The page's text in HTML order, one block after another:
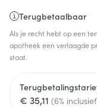
Terugbetaalbaar
Als je recht hebt op een
apotheek een verlaagde
staat.
€ 35,11 (6%